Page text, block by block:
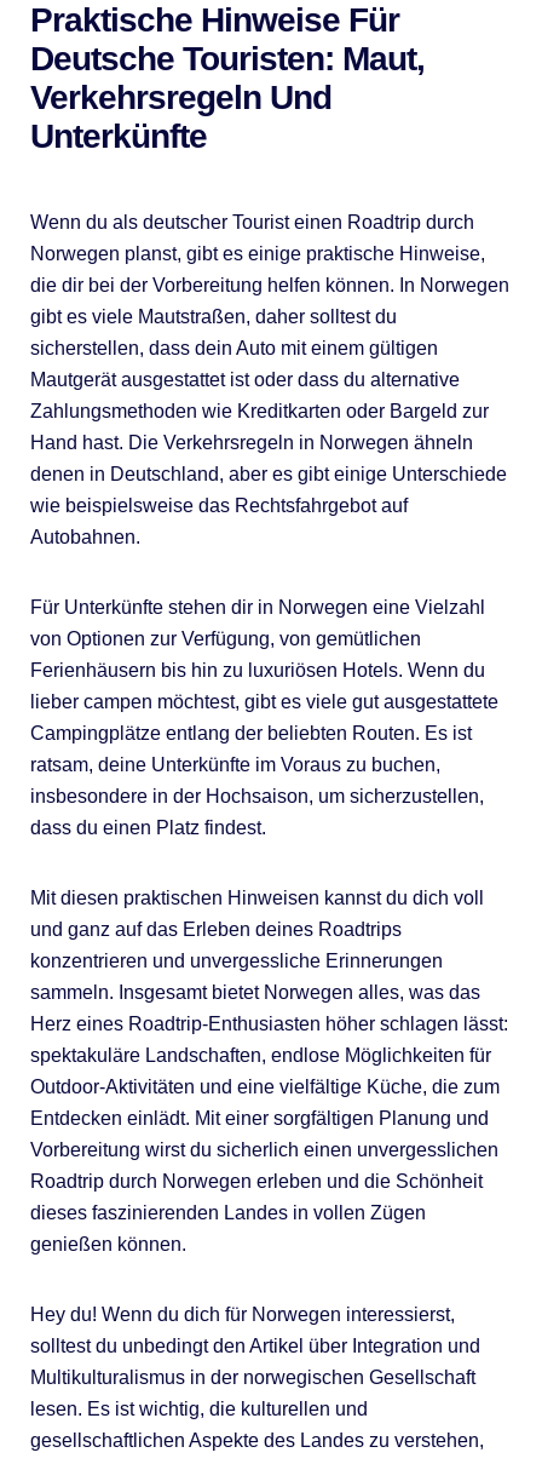
Praktische Hinweise Für
Deutsche Touristen: Maut,
Verkehrsregeln Und
Unterkünfte
Wenn du als deutscher Tourist einen Roadtrip durch
Norwegen planst, gibt es einige praktische Hinweise,
die dir bei der Vorbereitung helfen können. In Norwegen
gibt es viele Mautstraßen, daher solltest du
sicherstellen, dass dein Auto mit einem gültigen
Mautgerät ausgestattet ist oder dass du alternative
Zahlungsmethoden wie Kreditkarten oder Bargeld zur
Hand hast. Die Verkehrsregeln in Norwegen ähneln
denen in Deutschland, aber es gibt einige Unterschiede
wie beispielsweise das Rechtsfahrgebot auf
Autobahnen.
Für Unterkünfte stehen dir in Norwegen eine Vielzahl
von Optionen zur Verfügung, von gemütlichen
Ferienhäusern bis hin zu luxuriösen Hotels. Wenn du
lieber campen möchtest, gibt es viele gut ausgestattete
Campingplätze entlang der beliebten Routen. Es ist
ratsam, deine Unterkünfte im Voraus zu buchen,
insbesondere in der Hochsaison, um sicherzustellen,
dass du einen Platz findest.
Mit diesen praktischen Hinweisen kannst du dich voll
und ganz auf das Erleben deines Roadtrips
konzentrieren und unvergessliche Erinnerungen
sammeln. Insgesamt bietet Norwegen alles, was das
Herz eines Roadtrip-Enthusiasten höher schlagen lässt:
spektakuläre Landschaften, endlose Möglichkeiten für
Outdoor-Aktivitäten und eine vielfältige Küche, die zum
Entdecken einlädt. Mit einer sorgfältigen Planung und
Vorbereitung wirst du sicherlich einen unvergesslichen
Roadtrip durch Norwegen erleben und die Schönheit
dieses faszinierenden Landes in vollen Zügen
genießen können.
Hey du! Wenn du dich für Norwegen interessierst,
solltest du unbedingt den Artikel über Integration und
Multikulturalismus in der norwegischen Gesellschaft
lesen. Es ist wichtig, die kulturellen und
gesellschaftlichen Aspekte des Landes zu verstehen,